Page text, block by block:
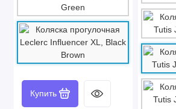
Купить